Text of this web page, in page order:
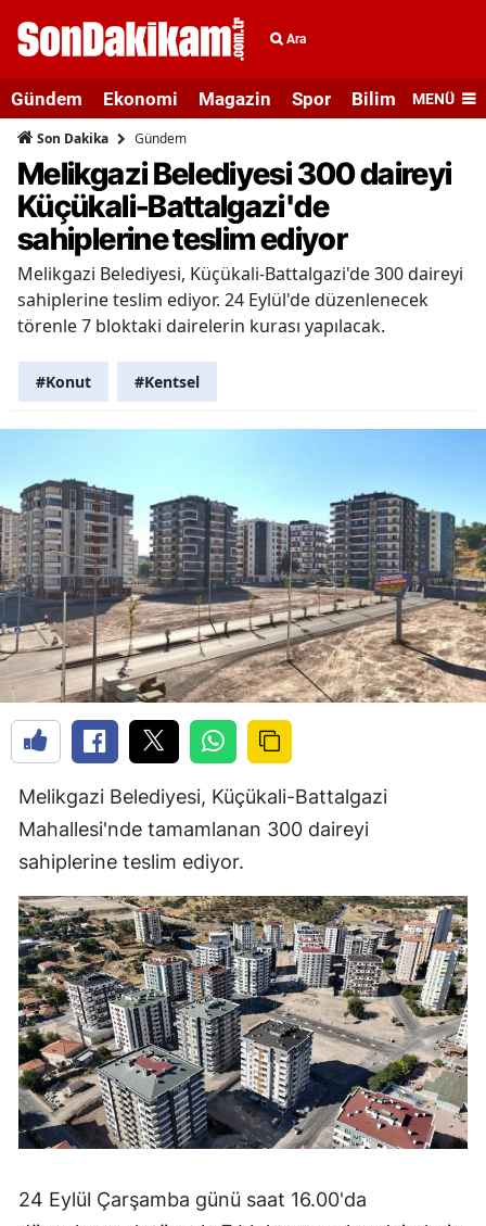
Ara
Gündem Ekonomi Magazin Spor Bilim veMENÜ
Son Dakika Gündem
Melikgazi Belediyesi 300 daireyi
Küçükali-Battalgazi'de
sahiplerine teslim ediyor
Melikgazi Belediyesi, Küçükali-Battalgazi'de 300 daireyi
sahiplerine teslim ediyor. 24 Eylül'de düzenlenecek
törenle 7 bloktaki dairelerin kurası yapılacak.
#Konut #Kentsel
Melikgazi Belediyesi, Küçükali-Battalgazi
Mahallesi'nde tamamlanan 300 daireyi
sahiplerine teslim ediyor.
24 Eylül Çarşamba günü saat 16.00'da